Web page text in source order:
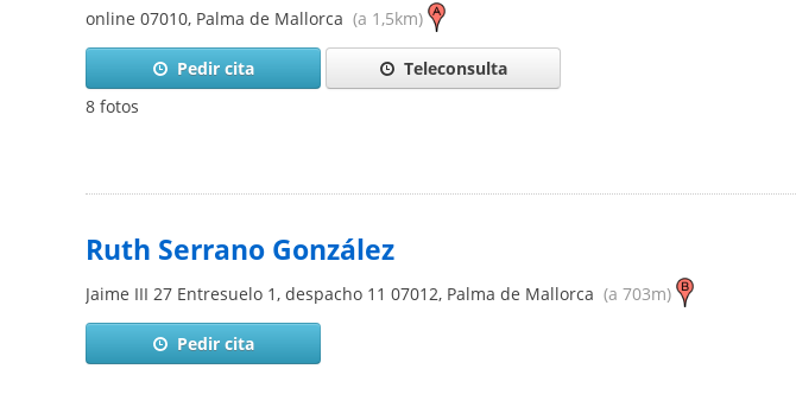
online 07010, Palma de Mallorca (a 1,5km)
Pedir cita
Teleconsulta
8 fotos
Ruth Serrano González
Jaime III 27 Entresuelo 1, despacho 11 07012, Palma de Mallorca (a 703m)
Pedir cita